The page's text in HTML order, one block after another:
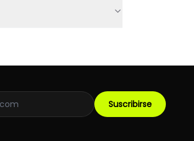
Suscribirse